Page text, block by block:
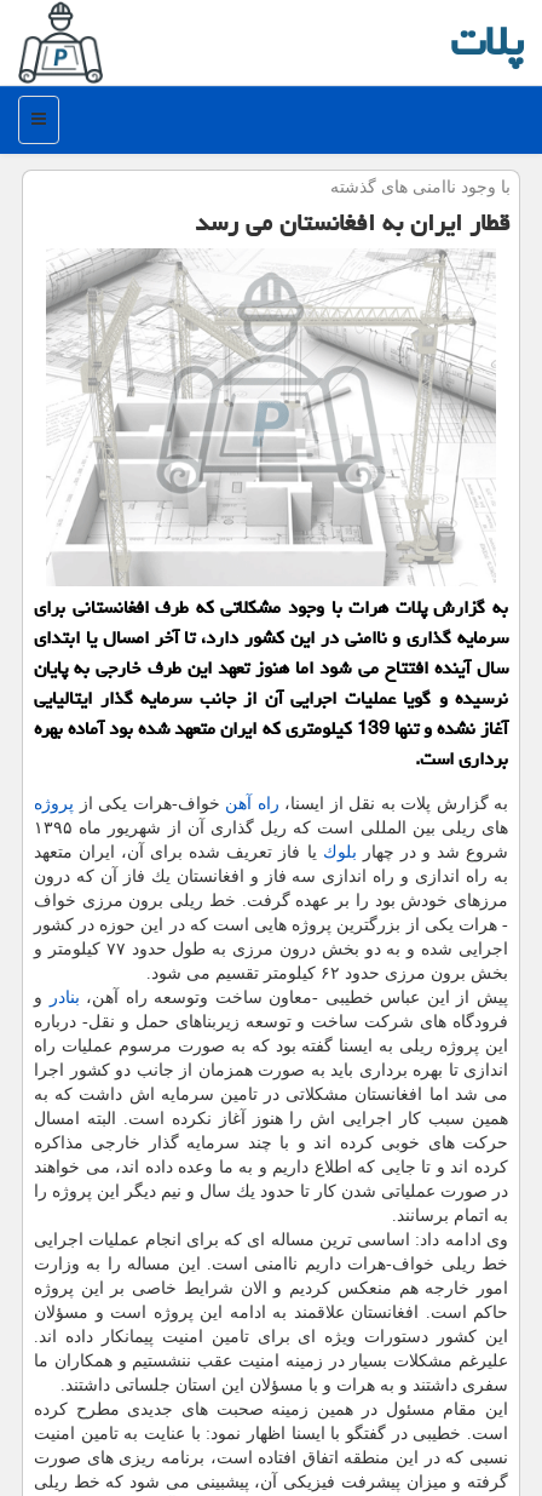
پلات
منو
با وجود ناامنی های گذشته
قطار ایران به افغانستان می رسد
به گزارش پلات هرات با وجود مشكلاتی كه طرف افغانستانی برای
سرمایه گذاری و ناامنی در این كشور دارد، تا آخر امسال یا ابتدای
سال آینده افتتاح می شود اما هنوز تعهد این طرف خارجی به پایان
نرسیده و گویا عملیات اجرایی آن از جانب سرمایه گذار ایتالیایی
آغاز نشده و تنها 139 كیلومتری كه ایران متعهد شده بود آماده بهره
برداری است.
به گزارش پلات به نقل از ایسنا، راه آهن خواف-هرات یكی از پروژه
های ریلی بین المللی است كه ریل گذاری آن از شهریور ماه ۱۳۹۵
شروع شد و در چهار بلوك یا فاز تعریف شده برای آن، ایران متعهد
به راه اندازی و راه اندازی سه فاز و افغانستان یك فاز آن كه درون
مرزهای خودش بود را بر عهده گرفت. خط ریلی برون مرزی خواف
- هرات یكی از بزرگترین پروژه هایی است كه در این حوزه در كشور
اجرایی شده و به دو بخش درون مرزی به طول حدود ۷۷ كیلومتر و
بخش برون مرزی حدود ۶۲ كیلومتر تقسیم می شود.
پیش از این عباس خطیبی -معاون ساخت وتوسعه راه آهن، بنادر
و
فرودگاه های شركت ساخت و توسعه زیربناهای حمل و نقل- درباره
این پروژه ریلی به ایسنا گفته بود كه به صورت مرسوم عملیات راه
اندازی تا بهره برداری باید به صورت همزمان از جانب دو كشور اجرا
می شد اما افغانستان مشكلاتی در تامین سرمایه اش داشت كه به
همین سبب كار اجرایی اش را هنوز آغاز نكرده است. البته امسال
حركت های خوبی كرده اند و با چند سرمایه گذار خارجی مذاكره
كرده اند و تا جایی كه اطلاع داریم و به ما وعده داده اند، می خواهند
در صورت عملیاتی شدن كار تا حدود یك سال و نیم دیگر این پروژه را
به اتمام برسانند.
وی ادامه داد: اساسی ترین مساله ای كه برای انجام عملیات اجرایی
خط ریلی خواف-هرات داریم ناامنی است. این مساله را به وزارت
امور خارجه هم منعكس كردیم و الان شرایط خاصی بر این پروژه
حاكم است. افغانستان علاقمند به ادامه این پروژه است و مسؤلان
این كشور دستورات ویژه ای برای تامین امنیت پیمانكار داده اند.
علیرغم مشكلات بسیار در زمینه امنیت عقب ننشستیم و همكاران ما
سفری داشتند و به هرات و با مسؤلان این استان جلساتی داشتند.
این مقام مسئول در همین زمینه صحبت های جدیدی مطرح كرده
است. خطیبی در گفتگو با ایسنا اظهار نمود: با عنایت به تامین امنیت
نسبی كه در این منطقه اتفاق افتاده است، برنامه ریزی های صورت
گرفته و میزان پیشرفت فیزیكی آن، پیشبینی می شود كه خط ریلی